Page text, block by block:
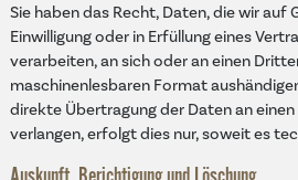
Sie haben das Recht, Daten, die wir auf
Einwilligung oder in Erfüllung eines
verarbeiten, an sich oder an einen
maschinenlesbaren Format
direkte Übertragung der Daten an
verlangen, erfolgt dies nur, soweit es